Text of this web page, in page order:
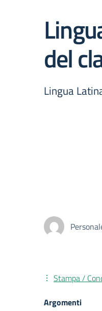
del
Lingua
Stampa /
Argomenti